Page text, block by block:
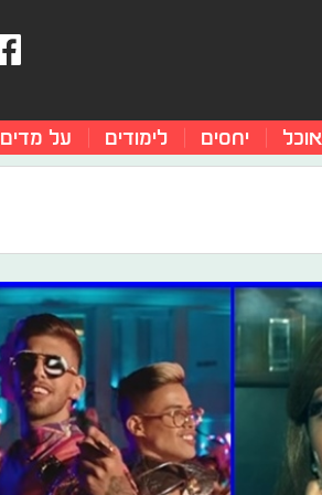
אוכל יחסים לימודים על מדים